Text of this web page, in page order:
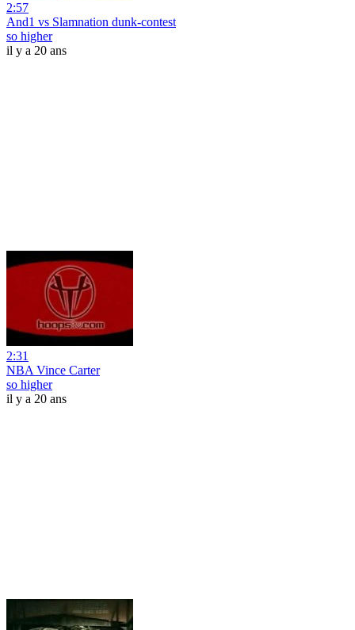
2:57
And1 vs Slamnation dunk-contest
so higher
il y a 20 ans
2:31
NBA Vince Carter
so higher
il y a 20 ans